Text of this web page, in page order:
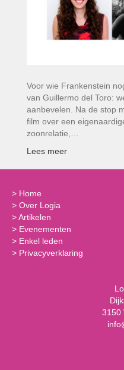
Voor wie Frankenstein
van Guillermo del Toro:
aanbevelen. Na de stop
film over een
zoonrelatie,…
Lees meer
> Home
> Over Logia
>Artikelen
> Evenementen
> Enkel leden
> Privacyverklaring
3150